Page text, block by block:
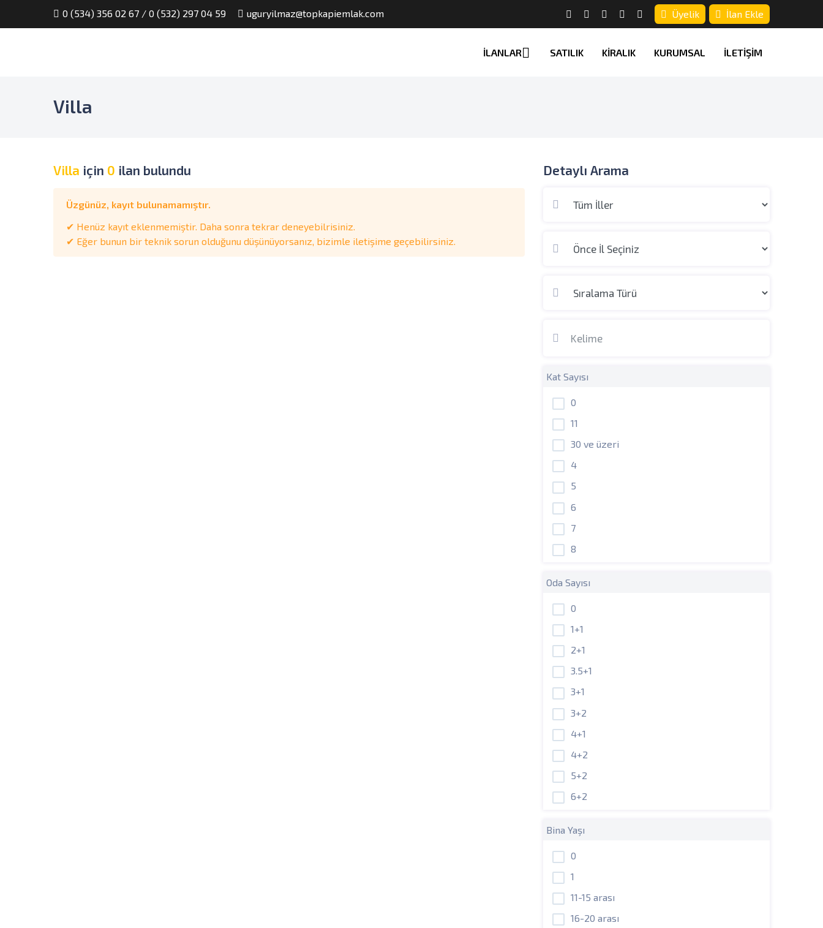
0 (534) 356 02 67 / 0 (532) 297 04 59 uguryilmaz@topkapiemlak.com Üyelik İlan Ekle
İLANLAR SATILIK KİRALIK KURUMSAL İLETİŞİM
Villa
Villa için 0 ilan bulundu
Üzgünüz, kayıt bulunamamıştır.
✔ Henüz kayıt eklenmemiştir. Daha sonra tekrar deneyebilrisiniz.
✔ Eğer bunun bir teknik sorun olduğunu düşünüyorsanız, bizimle iletişime geçebilirsiniz.
Detaylı Arama
Kat Sayısı
0
11
30 ve üzeri
4
5
6
7
8
Oda Sayısı
0
1+1
2+1
3.5+1
3+1
3+2
4+1
4+2
5+2
6+2
Bina Yaşı
0
1
11-15 arası
16-20 arası